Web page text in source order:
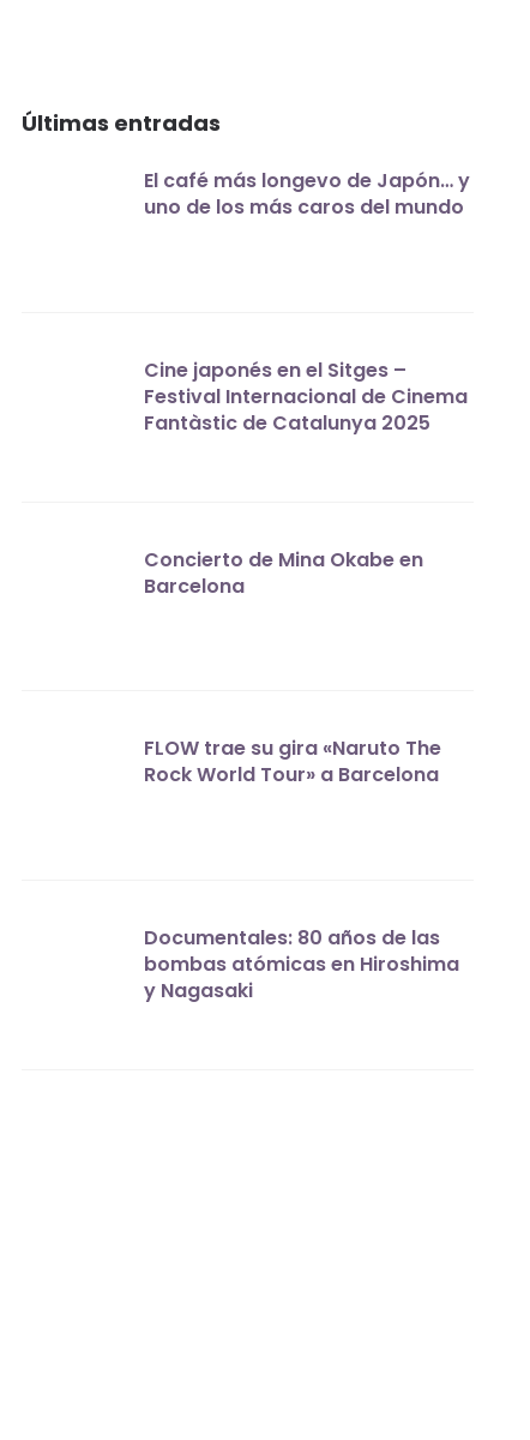
Últimas entradas
El café más longevo de Japón… y
uno de los más caros del mundo
Cine japonés en el Sitges –
Festival Internacional de Cinema
Fantàstic de Catalunya 2025
Concierto de Mina Okabe en
Barcelona
FLOW trae su gira «Naruto The
Rock World Tour» a Barcelona
Documentales: 80 años de las
bombas atómicas en Hiroshima
y Nagasaki